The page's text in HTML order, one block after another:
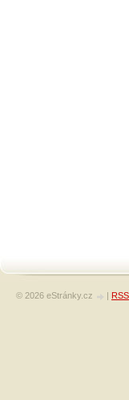
© 2026 eStránky.cz | RSS